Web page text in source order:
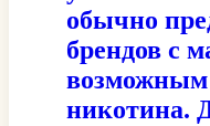
обычно
брендов с
возможным
никотина.